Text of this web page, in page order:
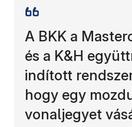
A BKK a
és a K&H
indított
hogy egy
vonaljegyet